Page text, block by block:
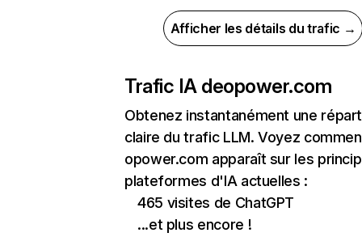
Afficher les détails du trafic →
Trafic IA deopower.com
Obtenez instantanément une
claire du trafic LLM. Voyez
opower.com apparaît sur les
plateformes d'IA actuelles :
465 visites de ChatGPT
...et plus encore !